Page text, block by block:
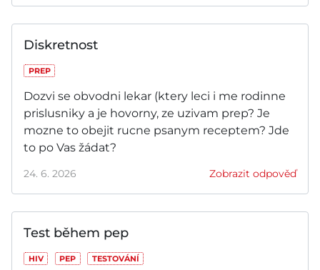
Diskretnost
PREP
Dozvi se obvodni lekar (ktery leci i me rodinne
prislusniky a je hovorny, ze uzivam prep? Je
mozne to obejit rucne psanym receptem? Jde
to po Vas žádat?
24. 6. 2026 Zobrazit odpověď
Test během pep
HIV PEP TESTOVÁNÍ